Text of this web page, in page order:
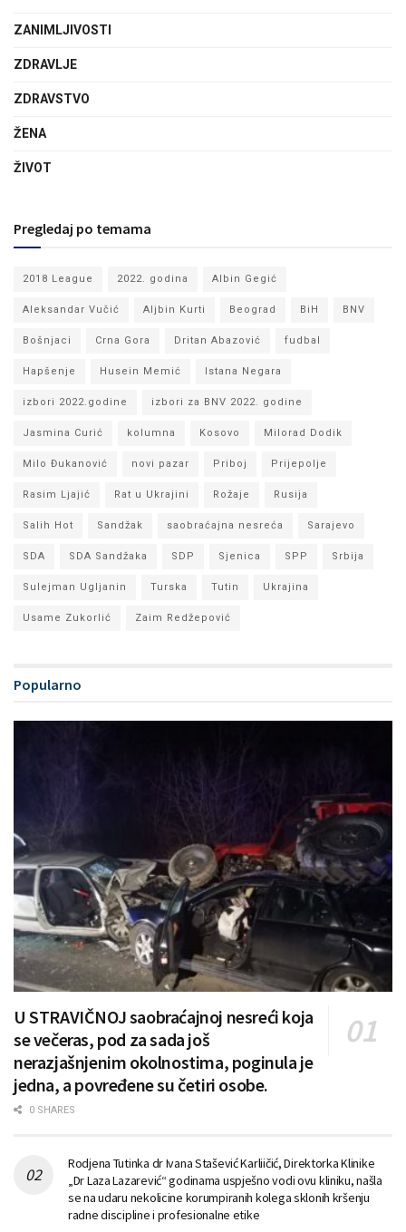
ZANIMLJIVOSTI
ZDRAVLJE
ZDRAVSTVO
ŽENA
ŽIVOT
Pregledaj po temama
2018 League 2022. godina Albin Gegić
Aleksandar Vučić Aljbin Kurti Beograd BiH BNV
Bošnjaci Crna Gora Dritan Abazović fudbal
Hapšenje Husein Memić Istana Negara
izbori 2022.godine izbori za BNV 2022. godine
Jasmina Curić kolumna Kosovo Milorad Dodik
Milo Đukanović novi pazar Priboj Prijepolje
Rasim Ljajić Rat u Ukrajini Rožaje Rusija
Salih Hot Sandžak saobraćajna nesreća Sarajevo
SDA SDA Sandžaka SDP Sjenica SPP Srbija
Sulejman Ugljanin Turska Tutin Ukrajina
Usame Zukorlić Zaim Redžepović
Popularno
U STRAVIČNOJ saobraćajnoj nesreći koja
se večeras, pod za sada još
nerazjašnjenim okolnostima, poginula je
jedna, a povređene su četiri osobe.
0 SHARES
Rodjena Tutinka dr Ivana Stašević Karliičić, Direktorka Klinike
„Dr Laza Lazarević“ godinama uspješno vodi ovu kliniku, našla
se na udaru nekolicine korumpiranih kolega sklonih kršenju
radne discipline i profesionalne etike